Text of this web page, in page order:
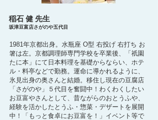
稲石 健 先生
坂津豆富店さがのや五代目
1981年京都出身。水瓶座 O型 右投げ 右打ち お
箸は左。京都調理師専門学校を卒業後、「祇園
たに本」にて日本料理を基礎からならい、ホテ
ル・料亭などで勤務。運命に導かれるように、
氷見出身の奥さんと結婚。移住し現在の豆腐店
「さがのや」５代目を奮闘中！わくわくしたい
お豆富やさんとして、昔ながらのおとうふや、
経験を活かしたとうふ・惣菜・デザートを展開
中！「もっと食卓にお豆富を！」イベント等で